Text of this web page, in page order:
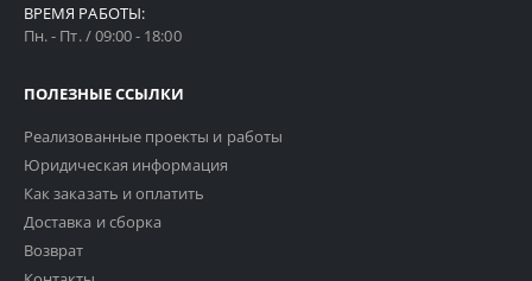
ВРЕМЯ РАБОТЫ:
Пн. - Пт. / 09:00 - 18:00
ПОЛЕЗНЫЕ ССЫЛКИ
Реализованные проекты и работы
Юридическая информация
Как заказать и оплатить
Доставка и сборка
Возврат